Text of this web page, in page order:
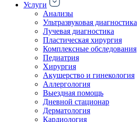
Услуги
Анализы
Ультразвуковая диагностика
Лучевая диагностика
Пластическая хирургия
Комплексные обследования
Педиатрия
Хирургия
Акушерство и гинекология
Аллергология
Выездная помощь
Дневной стационар
Дерматология
Кардиология